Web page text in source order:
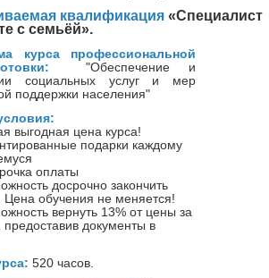
квалификация «Специалист
с семьёй».
курса профессиональной
"Обеспечение и
социальных услуг и мер
поддержки населения"
цена курса!
подарки каждому
оплаты
досрочно закончить
Цена обучения не меняется!
вернуть 13% от цены за
предоставив документы в
520 часов.